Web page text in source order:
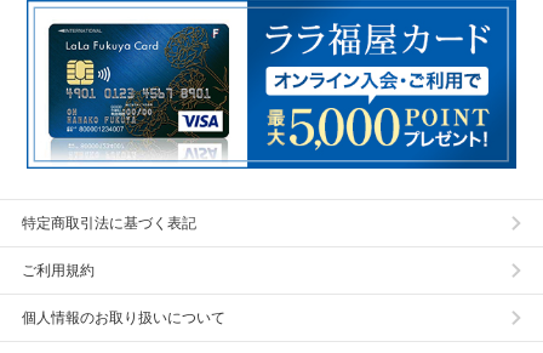
特定商取引法に基づく表記
ご利用規約
個人情報のお取り扱いについて